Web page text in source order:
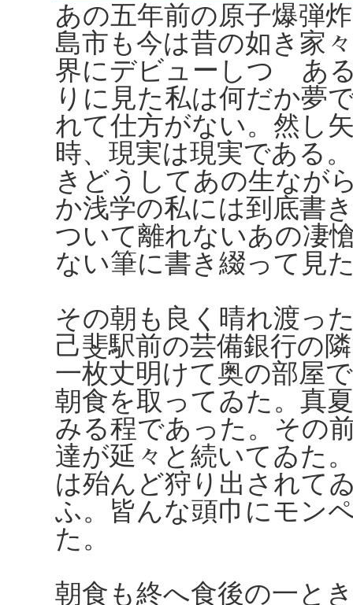
あの五年前の原子爆弾
島市も今は昔の如き家
界にデビューしつゝあ
りに見た私は何だか夢
れて仕方がない。然し
時、現実は現実である
きどうしてあの生なが
か浅学の私には到底書
ついて離れないあの凄
ない筆に書き綴って見
その朝も良く晴れ渡っ
己斐駅前の芸備銀行の
一枚丈明けて奥の部屋
朝食を取ってゐた。真
みる程であった。その
達が延々と続いてゐた
は殆んど狩り出されて
ふ。皆んな頭巾にモン
た。
朝食も終へ食後の一と